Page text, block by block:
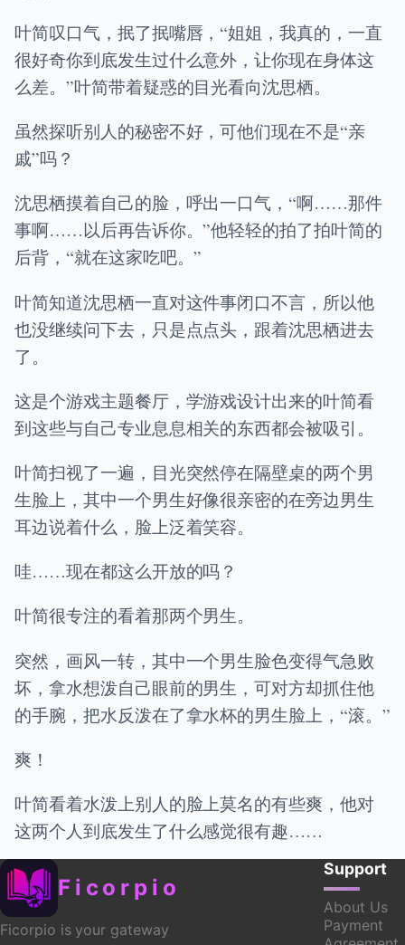
叶简叹口气，抿了抿嘴唇，“姐姐，我真的，一直
很好奇你到底发生过什么意外，让你现在身体这
么差。”叶简带着疑惑的目光看向沈思栖。
虽然探听别人的秘密不好，可他们现在不是“亲
戚”吗？
沈思栖摸着自己的脸，呼出一口气，“啊……那件
事啊……以后再告诉你。”他轻轻的拍了拍叶简的
后背，“就在这家吃吧。”
叶简知道沈思栖一直对这件事闭口不言，所以他
也没继续问下去，只是点点头，跟着沈思栖进去
了。
这是个游戏主题餐厅，学游戏设计出来的叶简看
到这些与自己专业息息相关的东西都会被吸引。
叶简扫视了一遍，目光突然停在隔壁桌的两个男
生脸上，其中一个男生好像很亲密的在旁边男生
耳边说着什么，脸上泛着笑容。
哇……现在都这么开放的吗？
叶简很专注的看着那两个男生。
突然，画风一转，其中一个男生脸色变得气急败
坏，拿水想泼自己眼前的男生，可对方却抓住他
的手腕，把水反泼在了拿水杯的男生脸上，“滚。”
爽！
叶简看着水泼上别人的脸上莫名的有些爽，他对
这两个人到底发生了什么感觉很有趣……
Ficorpio
Ficorpio is your gateway
Support
About Us
Payment